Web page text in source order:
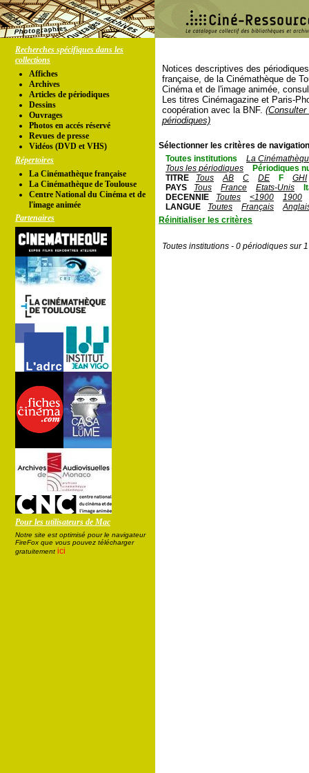
Recherches spécifiques dans les
collections
Affiches
Archives
Articles de périodiques
Dessins
Ouvrages
Photos en accés réservé
Revues de presse
Vidéos (DVD et VHS)
Répertoires
La Cinémathèque française
La Cinémathèque de Toulouse
Centre National du Cinéma et de
l'image animée
Partenaires
Pour les utilisateurs de Mac
Notre site est optimisé pour le navigateur
FireFox que vous pouvez télécharger
gratuitement ici
Notices descriptives des
française, de la Cinémathèque de
Cinéma et de l'image animée,
Les titres Cinémagazine et Paris-
coopération avec la BNF.
périodiques)
Sélectionner les critères de
Toutes institutions
La
Tous les périodiques
Périodiques
TITRE
Tous AB C DE F
GHI
PAYS
Tous France Etats-Unis
DECENNIE
Toutes <1900
1900
LANGUE
Toutes Français
Réinitialiser les critères
Toutes institutions - 0 périodiques sur